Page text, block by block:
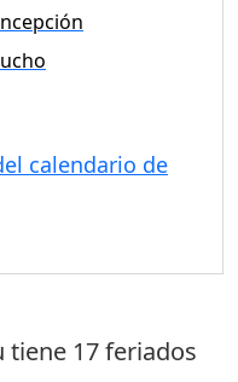
calendario de
tiene 17 feriados